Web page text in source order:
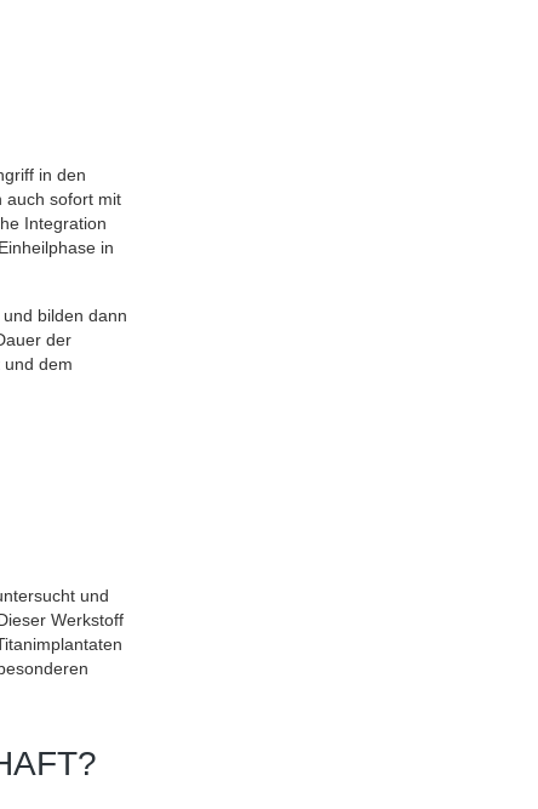
in den
auch sofort mit
Integration
in
bilden dann
der
und dem
und
Werkstoff